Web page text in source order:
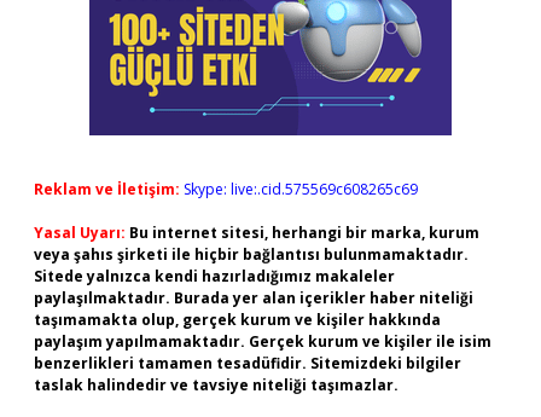
Reklam ve İletişim: Skype: live:.cid.575569c608265c69
Yasal Uyarı: Bu internet sitesi, herhangi bir marka, kurum
veya şahıs şirketi ile hiçbir bağlantısı bulunmamaktadır.
Sitede yalnızca kendi hazırladığımız makaleler
paylaşılmaktadır. Burada yer alan içerikler haber niteliği
taşımamakta olup, gerçek kurum ve kişiler hakkında
paylaşım yapılmamaktadır. Gerçek kurum ve kişiler ile isim
benzerlikleri tamamen tesadüfidir. Sitemizdeki bilgiler
taslak halindedir ve tavsiye niteliği taşımazlar.